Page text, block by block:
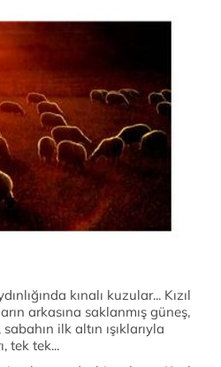
kınalı kuzular... Kızıl
arkasına saklanmış güneş,
ilk altın ışıklarıyla
tek tek...